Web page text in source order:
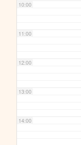
10:00
11:00
12:00
13:00
14:00